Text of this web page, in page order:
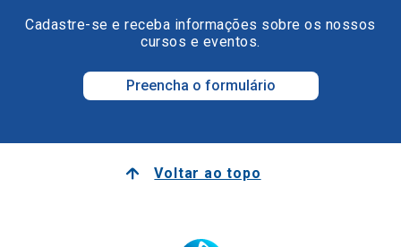
Cadastre-se e receba informações sobre os nossos
cursos e eventos.
Preencha o formulário
Voltar ao topo